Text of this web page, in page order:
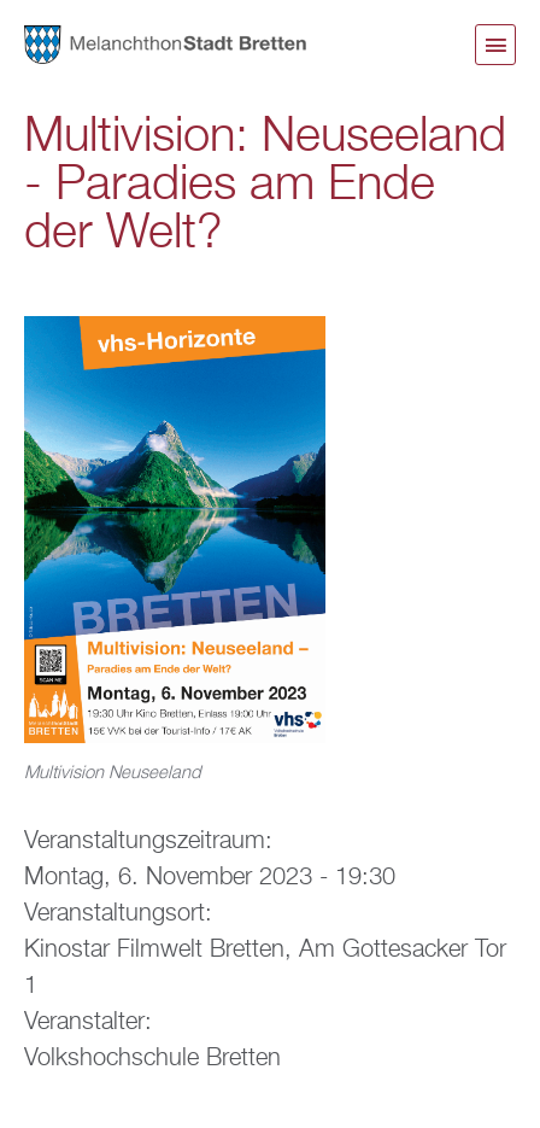
Multivision: Neuseeland
- Paradies am Ende
der Welt?
Multivision Neuseeland
Veranstaltungszeitraum:
Montag, 6. November 2023 - 19:30
Veranstaltungsort:
Kinostar Filmwelt Bretten, Am Gottesacker Tor
1
Veranstalter:
Volkshochschule Bretten